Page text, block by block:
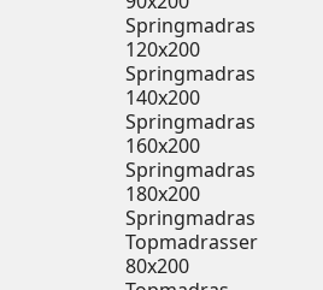
Springmadras
120x200
Springmadras
140x200
Springmadras
160x200
Springmadras
180x200
Springmadras
Topmadrasser
80x200